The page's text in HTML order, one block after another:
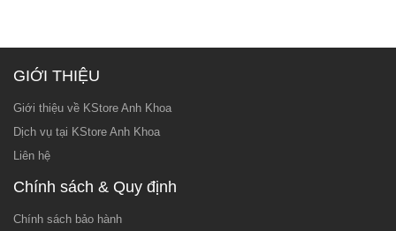
GIỚI THIỆU
Giới thiệu về KStore Anh Khoa
Dịch vụ tại KStore Anh Khoa
Liên hệ
Chính sách & Quy định
Chính sách bảo hành